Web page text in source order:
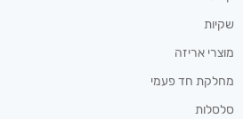
שקיות
מוצרי אריזה
מחלקת חד פעמי
סלסלות